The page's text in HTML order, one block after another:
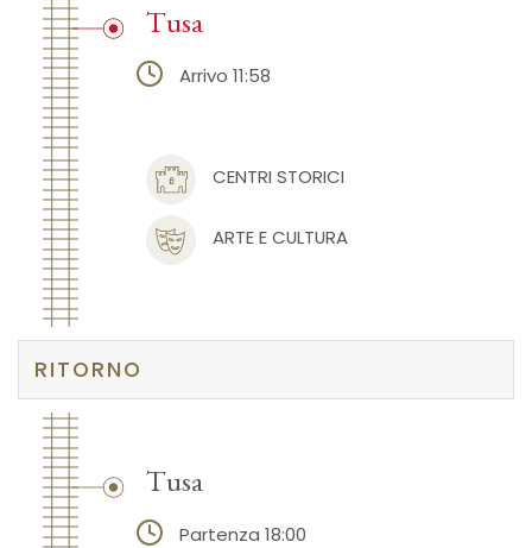
CENTRI STORICI
ARTE E CULTURA
Tusa
Arrivo 11:58
RITORNO
Tusa
Partenza 18:00